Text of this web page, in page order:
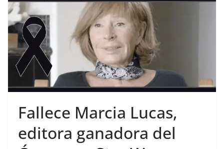
Fallece Marcia Lucas,
editora ganadora del